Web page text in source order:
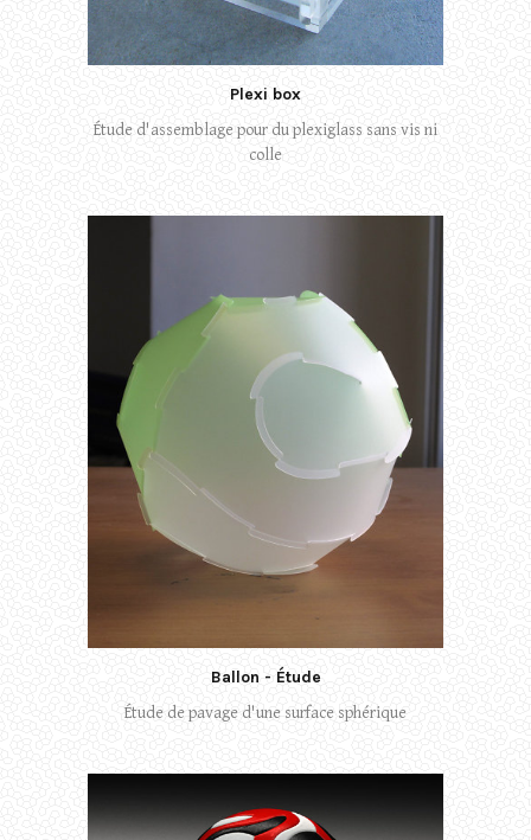
Plexi box
Étude d'assemblage pour du plexiglass sans vis ni
colle
Ballon - Étude
Étude de pavage d'une surface sphérique